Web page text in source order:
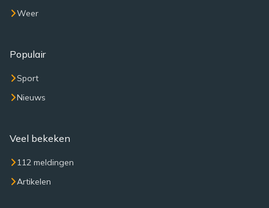
Weer
Populair
Sport
Nieuws
Veel bekeken
112 meldingen
Artikelen